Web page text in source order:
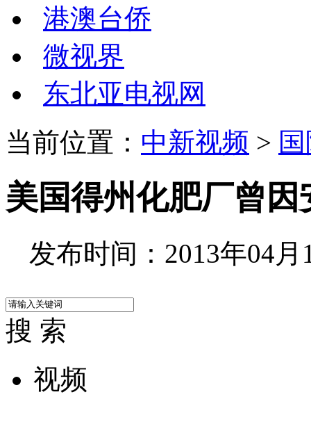
港澳台侨
微视界
东北亚电视网
当前位置： 中新视频 >
美国得州化肥厂曾
发布时间：2013年04月
搜 索
视频